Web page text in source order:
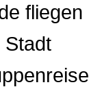
fliegen
Stadt